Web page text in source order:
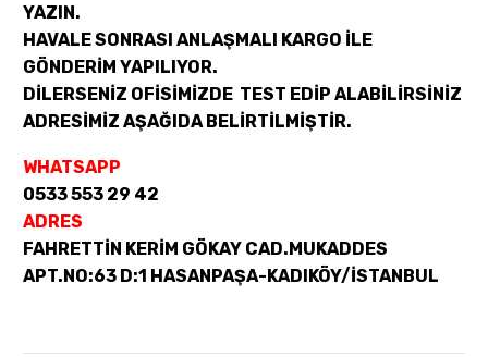
YAZIN.
HAVALE SONRASI ANLAŞMALI KARGO İLE
GÖNDERİM YAPILIYOR.
DİLERSENİZ OFİSİMİZDE TEST EDİP ALABİLİRSİNİZ
ADRESİMİZ AŞAĞIDA BELİRTİLMİŞTİR.
WHATSAPP
0533 553 29 42
ADRES
FAHRETTİN KERİM GÖKAY CAD.MUKADDES
APT.NO:63 D:1 HASANPAŞA-KADIKÖY/İSTANBUL